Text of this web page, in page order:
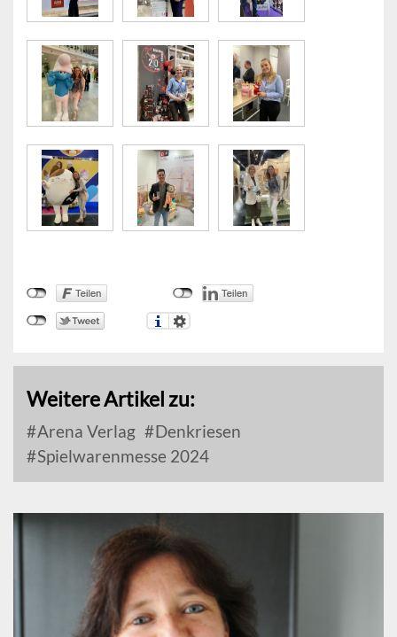
Weitere Artikel zu:
Arena Verlag
Denkriesen
Spielwarenmesse 2024